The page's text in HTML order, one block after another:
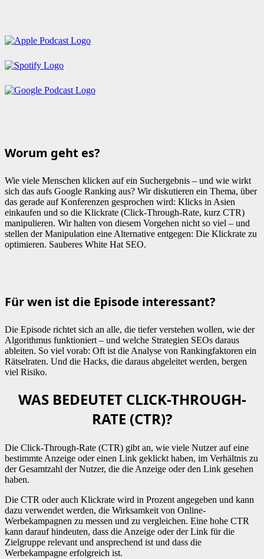
Worum geht es?
Wie viele Menschen klicken auf ein Suchergebnis – und wie wirkt
sich das aufs Google Ranking aus? Wir diskutieren ein Thema, über
das gerade auf Konferenzen gesprochen wird: Klicks in Asien
einkaufen und so die Klickrate (Click-Through-Rate, kurz CTR)
manipulieren. Wir halten von diesem Vorgehen nicht so viel – und
stellen der Manipulation eine Alternative entgegen: Die Klickrate zu
optimieren. Sauberes White Hat SEO.
Für wen ist die Episode interessant?
Die Episode richtet sich an alle, die tiefer verstehen wollen, wie der
Algorithmus funktioniert – und welche Strategien SEOs daraus
ableiten. So viel vorab: Oft ist die Analyse von Rankingfaktoren ein
Rätselraten. Und die Hacks, die daraus abgeleitet werden, bergen
viel Risiko.
WAS BEDEUTET CLICK-THROUGH-
RATE (CTR)?
Die Click-Through-Rate (CTR) gibt an, wie viele Nutzer auf eine
bestimmte Anzeige oder einen Link geklickt haben, im Verhältnis zu
der Gesamtzahl der Nutzer, die die Anzeige oder den Link gesehen
haben.
Die CTR oder auch Klickrate wird in Prozent angegeben und kann
dazu verwendet werden, die Wirksamkeit von Online-
Werbekampagnen zu messen und zu vergleichen. Eine hohe CTR
kann darauf hindeuten, dass die Anzeige oder der Link für die
Zielgruppe relevant und ansprechend ist und dass die
Werbekampagne erfolgreich ist.